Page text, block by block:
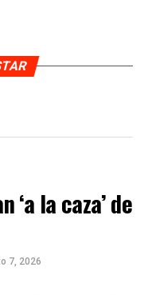
‘a la caza’ de
7, 2026